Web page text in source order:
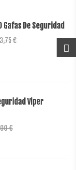
Gafas De Seguridad
€
Viper
€